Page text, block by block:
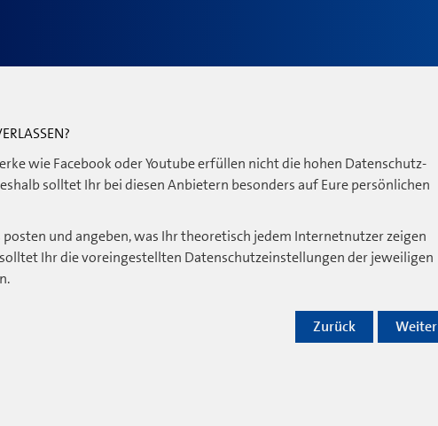
wie Facebook oder Youtube erfüllen nicht die hohen Datenschutz-
solltet Ihr bei diesen Anbietern besonders auf Eure persönlichen
posten und angeben, was Ihr theoretisch jedem Internetnutzer zeigen
Ihr die voreingestellten Datenschutzeinstellungen der jeweiligen
Weiter
Zurück